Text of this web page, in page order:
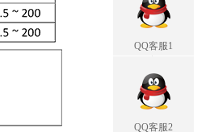
QQ客服1
QQ客服2